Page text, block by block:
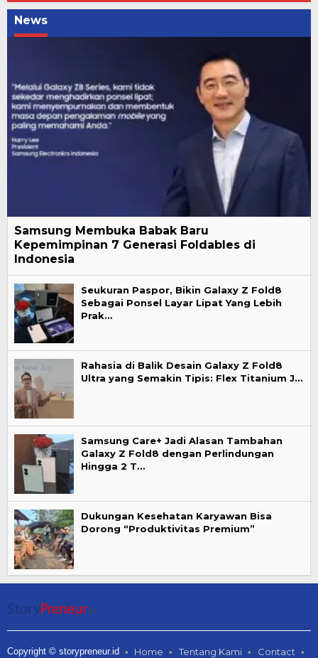
News
Samsung Membuka Babak Baru
Kepemimpinan 7 Generasi Foldables di
Indonesia
Seukuran Paspor, Bikin Galaxy Z Fold8
Sebagai Ponsel Layar Lipat Yang Lebih
Prak…
Rahasia di Balik Desain Galaxy Z Fold8
Ultra yang Semakin Tipis: Flex Titanium J…
Samsung Care+ Jadi Alasan Tambahan
Galaxy Z Fold8 dengan Perlindungan
Hingga 2 T…
Dukungan Kesehatan Karyawan Bisa
Dorong “Produktivitas Premium”
Copyright © storypreneur.id Home Tentang Kami Contact